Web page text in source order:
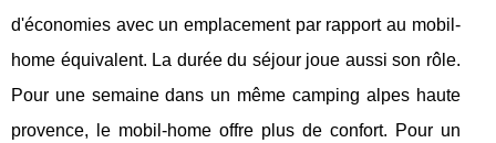
d'économies avec un emplacement par rapport au mobil-
home équivalent. La durée du séjour joue aussi son rôle.
Pour une semaine dans un même camping alpes haute
provence, le mobil-home offre plus de confort. Pour un